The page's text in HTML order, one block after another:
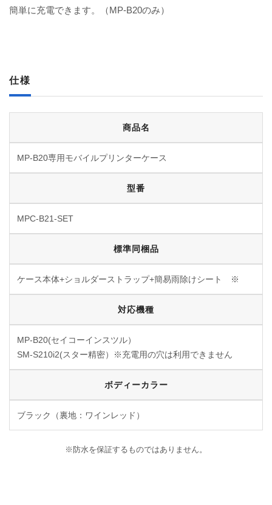
簡単に充電できます。（MP-B20のみ）
仕様
商品名
MP-B20専用モバイルプリンターケース
型番
MPC-B21-SET
標準同梱品
ケース本体+ショルダーストラップ+簡易雨除けシート ※
対応機種
MP-B20(セイコーインスツル）
SM-S210i2(スター精密）※充電用の穴は利用できません
ボディーカラー
ブラック（裏地：ワインレッド）
※防水を保証するものではありません。